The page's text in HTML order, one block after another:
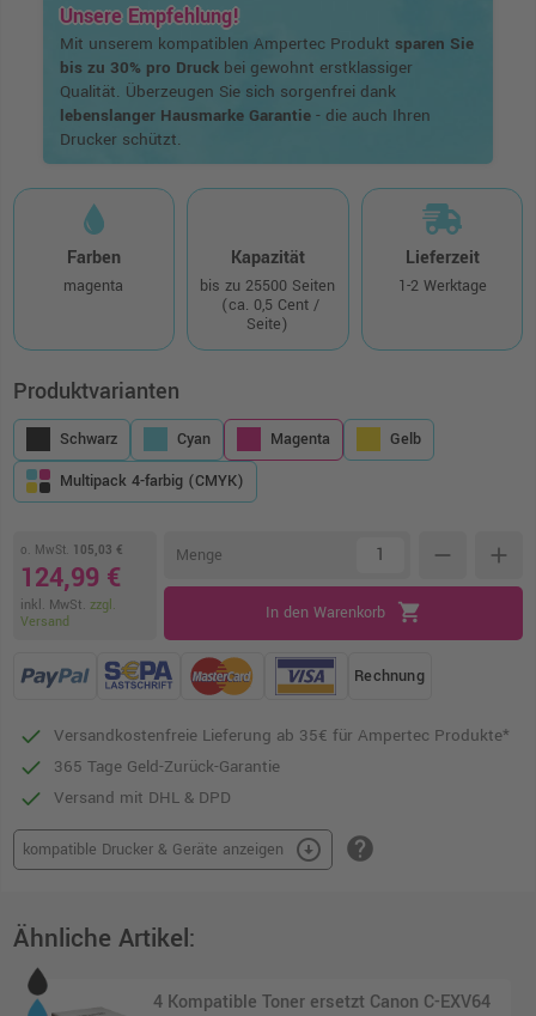
Unsere Empfehlung!
Mit unserem kompatiblen Ampertec Produkt sparen Sie
bis zu 30% pro Druckbei gewohnt erstklassiger
Qualität. Überzeugen Sie sich sorgenfrei dank
lebenslanger Hausmarke Garantie- die auch Ihren
Drucker schützt.
Farben
magenta
Kapazität
bis zu 25500 Seiten
(ca. 0,5 Cent /
Seite)
Lieferzeit
1-2 Werktage
Produktvarianten
Schwarz Cyan Magenta
Gelb
Multipack 4-farbig (CMYK)
o. MwSt. 105,03 €
124,99 €
inkl. MwSt. zzgl.
Versand
Menge remove add
In den Warenkorb shopping_cart
Rechnung
Versandkostenfreie Lieferung ab 35€ für Ampertec Produkte*
365 Tage Geld-Zurück-Garantie
Versand mit DHL & DPD
kompatible Drucker & Geräte anzeigen arrow_circle_down help
Ähnliche Artikel:
4 Kompatible Toner ersetzt Canon C-EXV64